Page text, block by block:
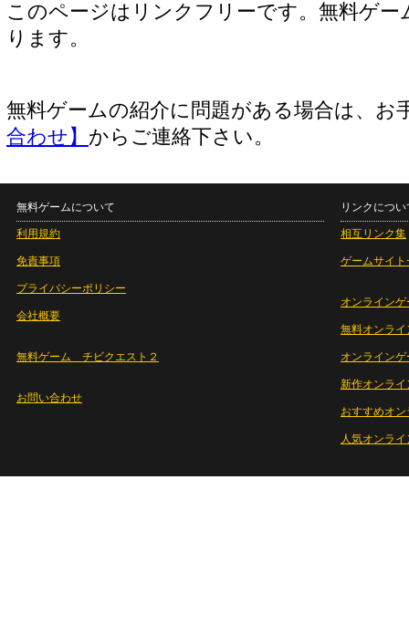
このページはリンクフリーです。無料ゲー
ります。
無料ゲームの紹介に問題がある場合は、お
合わせ】 からご連絡下さい。
無料ゲームについて
利用規約
免責事項
プライバシーポリシー
会社概要
無料ゲーム チビクエスト２
お問い合わせ
リンクについ
相互リンク集
ゲームサイト
オンラインゲ
無料オンライ
オンライン
新作オンライ
おすすめオ
人気オンラ